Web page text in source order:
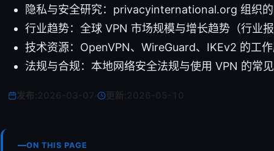
隐私与安全研究：privacyinternational.org 组织
行业趋势：全球 VPN 市场规模与增长趋势（行业报
技术资源：OpenVPN、WireGuard、IKEv2 的工作
法规与合规：本地网络安全法规与使用 VPN 的常
更新:
ON THIS PAGE